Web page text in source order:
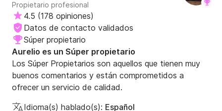
Propietario profesional
4.5 (178 opiniones)
Datos de contacto validados
Súper propietario
Aurelio es un Súper propietario
Los Súper Propietarios son aquellos que tienen muy
buenos comentarios y están comprometidos a
ofrecer un servicio de calidad.
Idioma(s) hablado(s): Español